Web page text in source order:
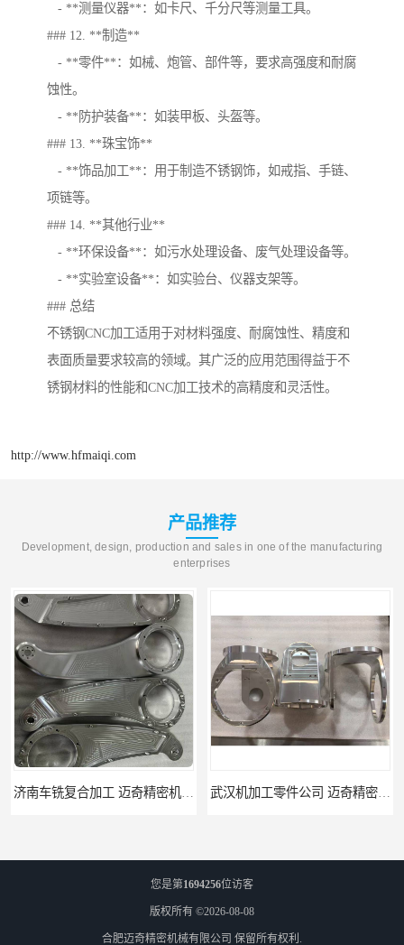
- **测量仪器**：如卡尺、千分尺等测量工具。
### 12. **制造**
- **零件**：如械、炮管、部件等，要求高强度和耐腐
蚀性。
- **防护装备**：如装甲板、头盔等。
### 13. **珠宝饰**
- **饰品加工**：用于制造不锈钢饰，如戒指、手链、
项链等。
### 14. **其他行业**
- **环保设备**：如污水处理设备、废气处理设备等。
- **实验室设备**：如实验台、仪器支架等。
### 总结
不锈钢CNC加工适用于对材料强度、耐腐蚀性、精度和
表面质量要求较高的领域。其广泛的应用范围得益于不
锈钢材料的性能和CNC加工技术的高精度和灵活性。
http://www.hfmaiqi.com
产品推荐
Development, design, production and sales in one of the manufacturing
enterprises
您是第1694256位访客
版权所有 ©2026-08-08
合肥迈奇精密机械有限公司 保留所有权利.